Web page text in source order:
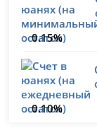
0.15%
0.10%